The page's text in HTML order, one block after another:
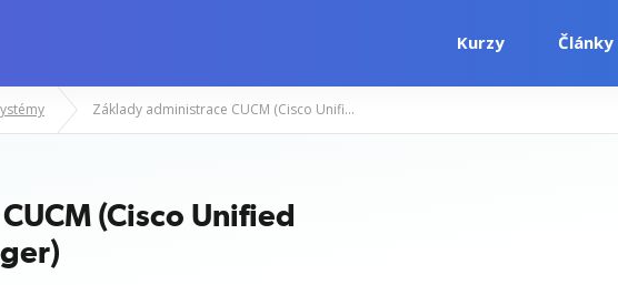
Kurzy Články
znalosti Počítačové kurzyZáklady administrace CUCM (Cisco Unified Communication Manager)
(Cisco Unified